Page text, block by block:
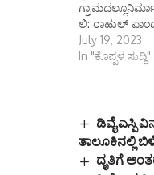
ಲಿ: ರಾಹುಲ್
July 19, 2023
In "ಕೊಪ್ಪಳ ಸುದ್ದಿ"
ಡಿವೈಎಸ್ಪಿ
ತಾಲೂಕಿನಲ್ಲಿ
ದೃತಿಗೆ